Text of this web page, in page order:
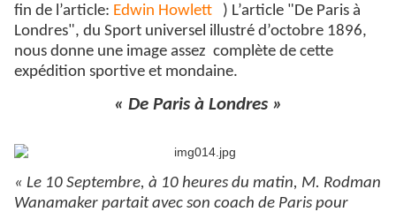
fin de l’article: Edwin Howlett ) L’article "De Paris à
Londres", du Sport universel illustré d’octobre 1896,
nous donne une image assez complète de cette
expédition sportive et mondaine.
« De Paris à Londres »
« Le 10 Septembre, à 10 heures du matin, M. Rodman
Wanamaker partait avec son coach de Paris pour